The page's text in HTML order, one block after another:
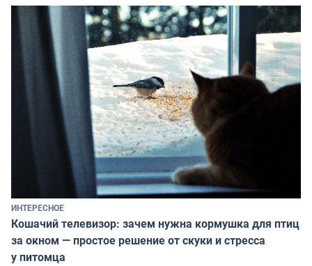
ИНТЕРЕСНОЕ
Кошачий телевизор: зачем нужна кормушка для птиц
за окном — простое решение от скуки и стресса
у питомца